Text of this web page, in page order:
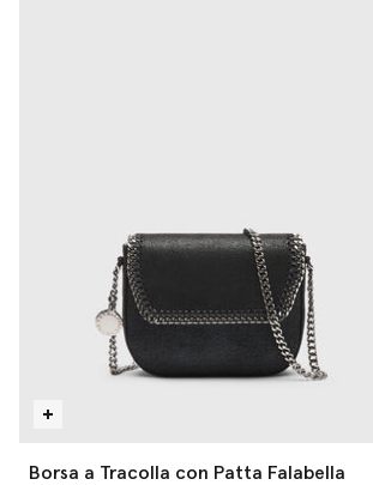
Borsa a Tracolla con Patta Falabella